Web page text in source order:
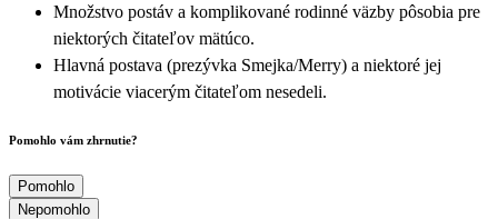
Množstvo postáv a komplikované rodinné väzby pôsobia pre
niektorých čitateľov mätúco.
Hlavná postava (prezývka Smejka/Merry) a niektoré jej
motivácie viacerým čitateľom nesedeli.
Pomohlo vám zhrnutie?
Pomohlo
Nepomohlo